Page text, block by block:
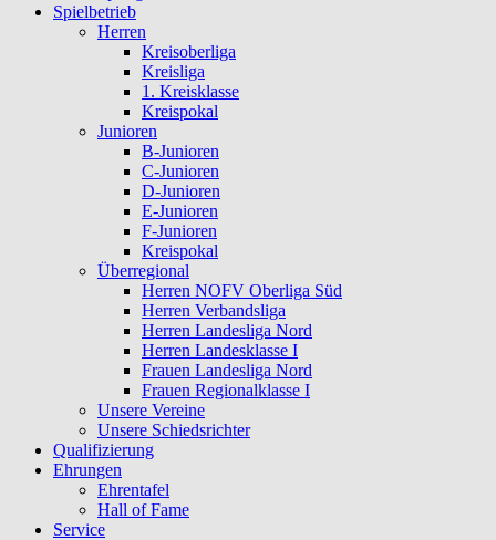
Spielbetrieb
Herren
Kreisoberliga
Kreisliga
1. Kreisklasse
Kreispokal
Junioren
B-Junioren
C-Junioren
D-Junioren
E-Junioren
F-Junioren
Kreispokal
Überregional
Herren NOFV Oberliga Süd
Herren Verbandsliga
Herren Landesliga Nord
Herren Landesklasse I
Frauen Landesliga Nord
Frauen Regionalklasse I
Unsere Vereine
Unsere Schiedsrichter
Qualifizierung
Ehrungen
Ehrentafel
Hall of Fame
Service